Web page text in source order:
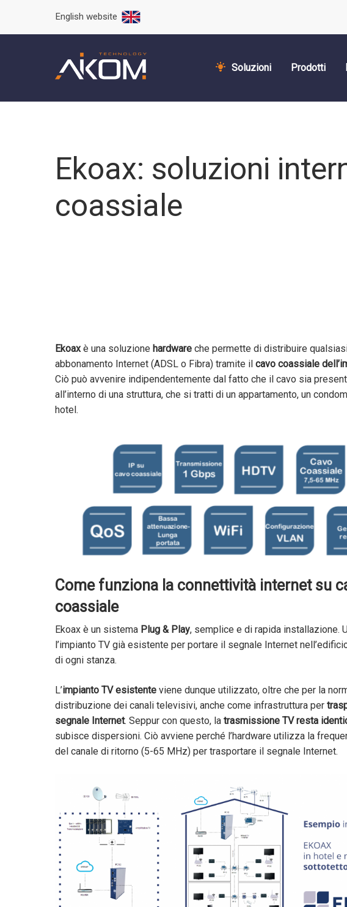
English website
Soluzioni Prodotti
Ekoax: soluzioni
coassiale
Ekoaxè una soluzione hardware che permette di distribuire
abbonamento Internet (ADSL o Fibra) tramite il cavo coassiale
Ciò può avvenire indipendentemente dal fatto che il cavo sia
all’interno di una struttura, che si tratti di un appartamento, un
hotel.
Come funziona la connettività internet su
coassiale
Ekoax è un sistema Plug & Play, semplice e di rapida installazione.
l’impianto TV già esistente per portare il segnale Internet
di ogni stanza.
L’impianto TV esistente viene dunque utilizzato, oltre che per la
distribuzione dei canali televisivi, anche come infrastruttura per
segnale Internet. Seppur con questo, la trasmissione TV resta
subisce dispersioni. Ciò avviene perché l’hardware utilizza la
del canale di ritorno (5-65 MHz) per trasportare il segnale Internet.